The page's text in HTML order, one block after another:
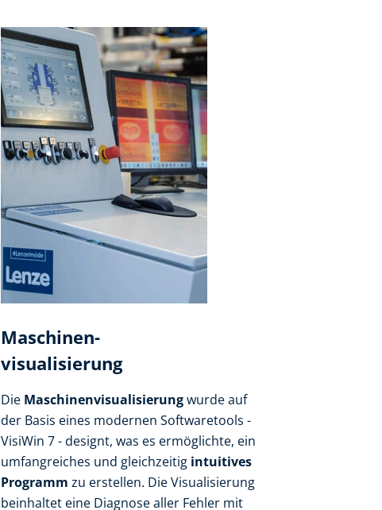
Maschinen-
visualisierung
Die Maschinenvisualisierungwurde auf
der Basis eines modernen Softwaretools -
VisiWin 7 - designt, was es ermöglichte, ein
umfangreiches und gleichzeitig intuitives
Programm zu erstellen. Die Visualisierung
beinhaltet eine Diagnose aller Fehler mit